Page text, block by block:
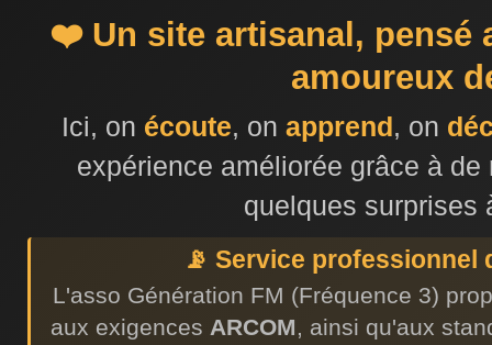
❤️ Un site artisanal, pensé
amoureux
Ici, on écoute, on apprend , on
expérience améliorée grâce à
quelques surprises
📡 Service professionnel
L'asso Génération FM (Fréquence 3)
aux exigences ARCOM, ainsi qu'aux